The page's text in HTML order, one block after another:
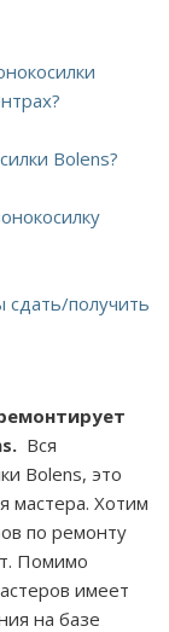
Bolens?
сдать/получить
Вся
Bolens, это
мастера. Хотим
по ремонту
Помимо
имеет
на базе